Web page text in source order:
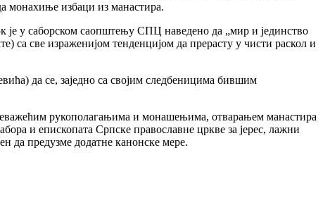
монахиње избаци из манастира.
је у саборском саопштењу СПЦ наведено да „мир и јединство
све израженијом тенденцијом да прерасту у чисти раскол и
да се, заједно са својим следбеницима бившим
рукополагањима и монашењима, отварањем манастира
и епископата Српске православне цркве за јерес, лажни
да предузме додатне канонске мере.